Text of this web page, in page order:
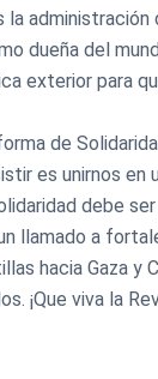
administración
dueña del
exterior para
de
es unirnos en
debe
llamado a
hacia Gaza y
¡Que viva la